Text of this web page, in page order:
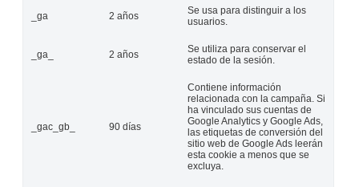
_ga 2 años
Se usa para distinguir a los
usuarios.
_ga_ 2 años
Se utiliza para conservar el
estado de la sesión.
_gac_gb_ 90 días
Contiene información
relacionada con la campaña. Si
ha vinculado sus cuentas de
Google Analytics y Google Ads,
las etiquetas de conversión del
sitio web de Google Ads leerán
esta cookie a menos que se
excluya.